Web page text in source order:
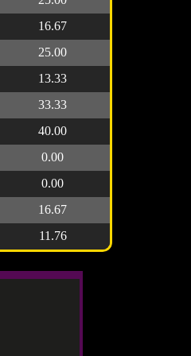
16.67
25.00
13.33
33.33
40.00
0.00
0.00
16.67
11.76